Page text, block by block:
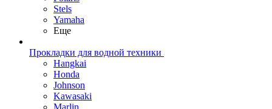
Stels
Yamaha
Еще
Прокладки для водной техники
Hangkai
Honda
Johnson
Kawasaki
Marlin